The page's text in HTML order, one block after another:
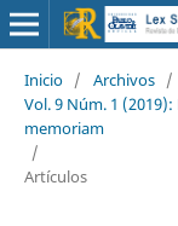
Inicio / Archivos /
Vol. 9 Núm. 1
memoriam
/
Artículos